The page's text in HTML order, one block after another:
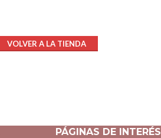
VOLVER A LA TIENDA
PÁGINAS DE INTERÉS